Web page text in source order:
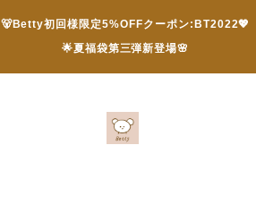
🐻Betty初回様限定5%OFFクーポン:BT2022💖
🌟夏福袋第三弾新登場🌸